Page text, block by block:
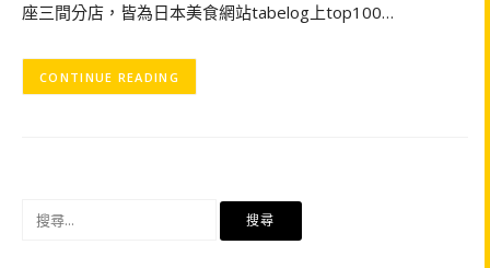
座三間分店，皆為日本美食網站tabelog上top100…
CONTINUE READING